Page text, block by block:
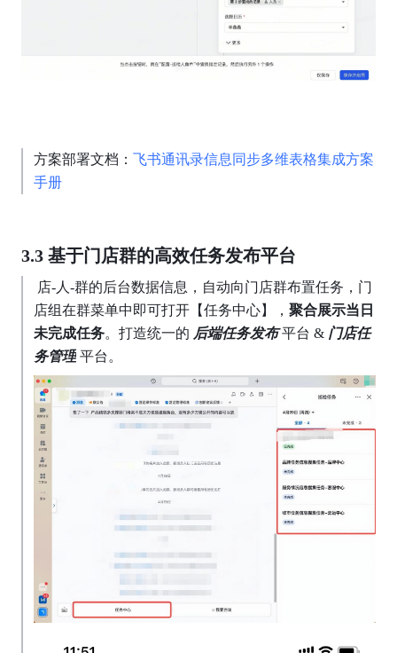
方案部署文档： 飞书通讯录信息同步多维表格集成方案
手册
3.3 基于门店群的高效任务发布平台
店组在群菜单中即可打开【任务中心】， 聚合展示当日
未完成任务。打造统一的 后端任务发布 平台 & 门店任
务管理 平台。